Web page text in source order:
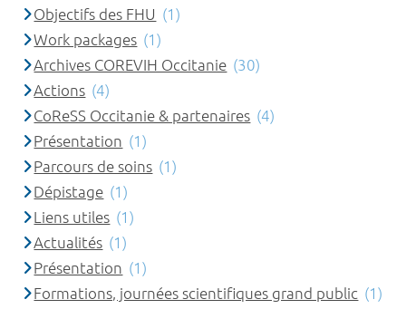
Objectifs des FHU (1)
Work packages (1)
Archives COREVIH Occitanie (30)
Actions (4)
CoReSS Occitanie & partenaires (4)
Présentation (1)
Parcours de soins (1)
Dépistage (1)
Liens utiles (1)
Actualités (1)
Présentation (1)
Formations, journées scientifiques grand public (1)